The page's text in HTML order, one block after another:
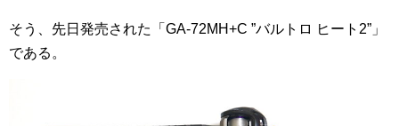
そう、先日発売された「GA-72MH+C ”バルトロ ヒート2”」
である。